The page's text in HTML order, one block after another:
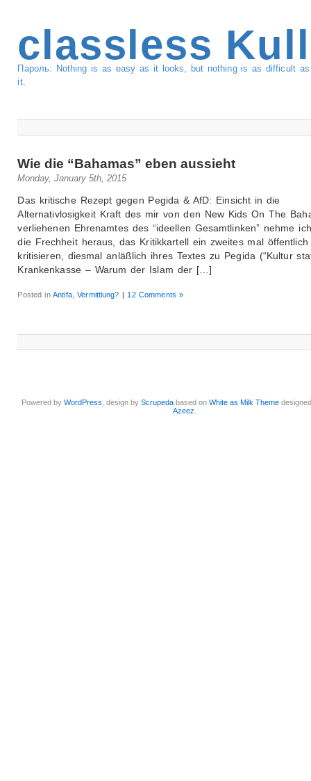
classless
Пароль: Nothing is as easy as it looks, but nothing is as difficult
it.
Wie die “Bahamas” eben aussieht
Monday, January 5th, 2015
Das kritische Rezept gegen Pegida & AfD: Einsicht in die
Alternativlosigkeit Kraft des mir von den New Kids On The
verliehenen Ehrenamtes des “ideellen Gesamtlinken” nehme
die Frechheit heraus, das Kritikkartell ein zweites mal öffentlich
kritisieren, diesmal anläßlich ihres Textes zu Pegida (“Kultur
Krankenkasse – Warum der Islam der […]
Posted inAntifa,Vermittlung? | 12 Comments »
Powered byWordPress , design byScrupeda based onWhite as Milk Theme
Azeez